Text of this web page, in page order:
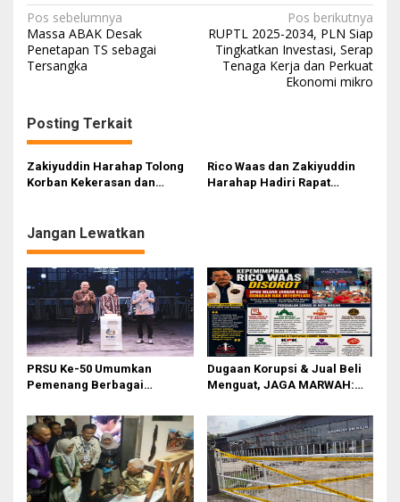
N
a
v
g
a
s
p
o
s
Pos sebelumnya
Massa ABAK Desak
Penetapan TS sebagai
Tersangka
Pos berikutnya
RUPTL 2025-2034, PLN Siap
Tingkatkan Investasi, Serap
Tenaga Kerja dan Perkuat
Ekonomi mikro
Posting Terkait
Zakiyuddin Harahap Tolong
Korban Kekerasan dan
Rico Waas dan Zakiyuddin
Harahap Hadiri Rapat
Jangan Lewatkan
PRSU Ke-50 Umumkan
Pemenang Berbagai
Dugaan Korupsi & Jual Beli
Menguat, JAGA MARWAH:
Dilantik di Kepemimpinan
Rico Waas